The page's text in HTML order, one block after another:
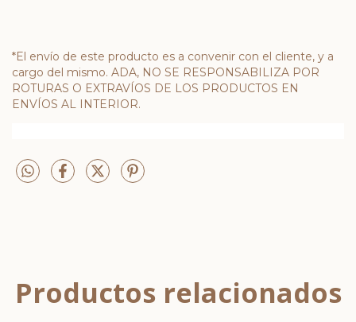
*El envío de este producto es a convenir con el cliente, y a
cargo del mismo. ADA, NO SE RESPONSABILIZA POR
ROTURAS O EXTRAVÍOS DE LOS PRODUCTOS EN
ENVÍOS AL INTERIOR.
Productos relacionados